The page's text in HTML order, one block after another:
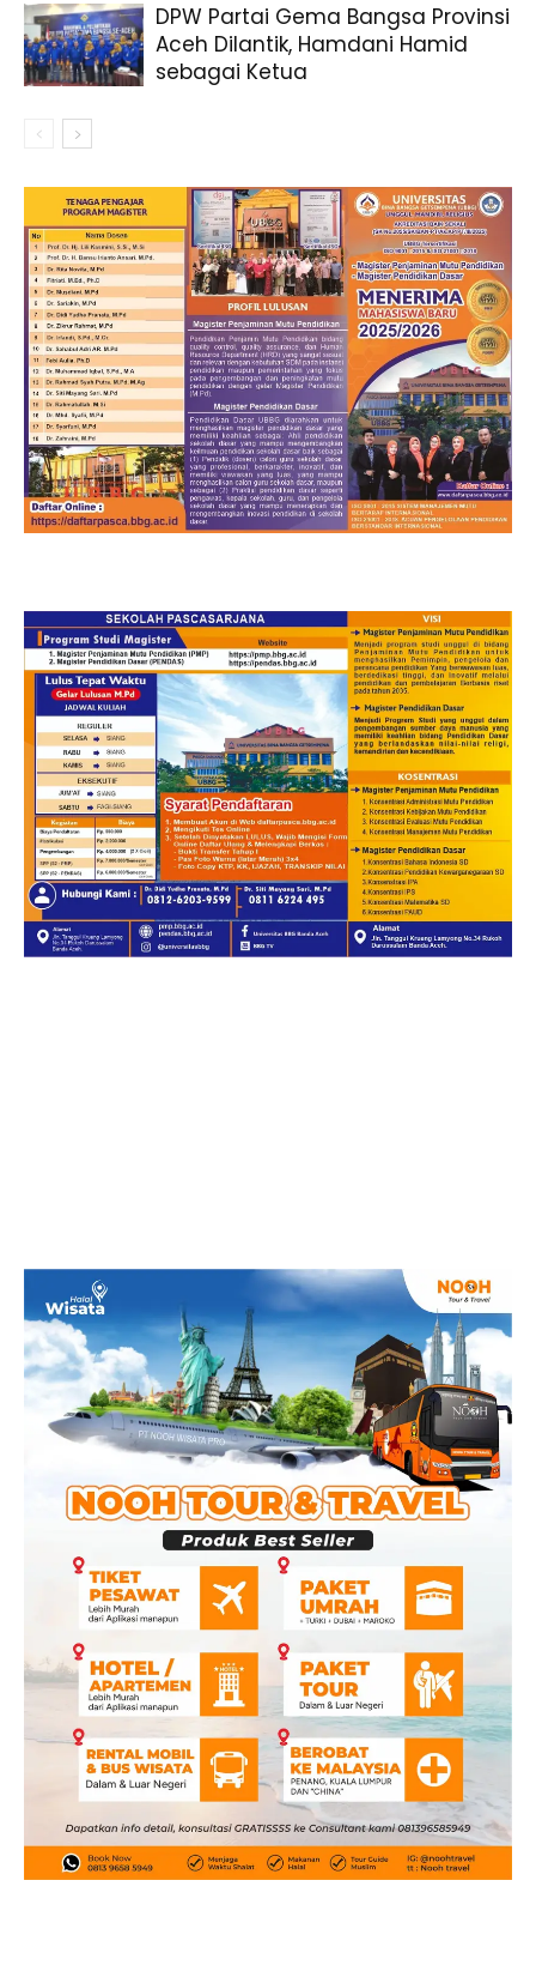
DPW Partai Gema Bangsa Provinsi
Aceh Dilantik, Hamdani Hamid
sebagai Ketua